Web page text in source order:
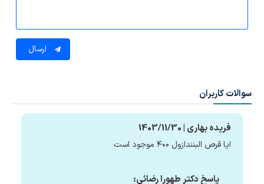
ارسال
سوالات کاربران
فریده بهاری | 1403/11/30
ایا قرص البنندازول ۴۰۰ موجود است
پاسخ دکتر طهورا رضائی: